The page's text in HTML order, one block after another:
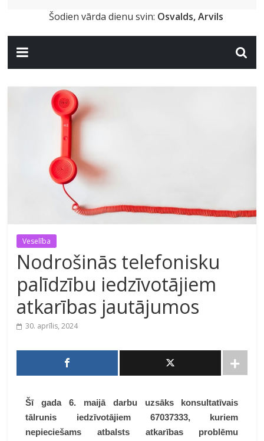
Šodien vārda dienu svin: Osvalds, Arvils
Veselība
Nodrošinās telefonisku
palīdzību iedzīvotājiem
atkarības jautājumos
30. aprīlis, 2024
Šī gada 6. maijā darbu uzsāks konsultatīvais
tālrunis iedzīvotājiem 67037333, kuriem
nepieciešams atbalsts atkarības problēmu